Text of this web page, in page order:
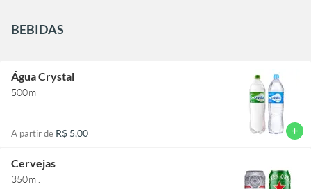
BEBIDAS
Água Crystal
500ml
A partir de R$ 5,00 add
Cervejas
350ml.